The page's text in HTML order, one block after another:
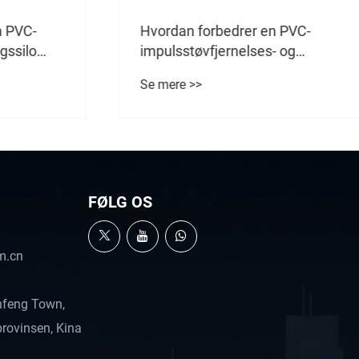
Hvordan forbedrer en PVC-
impulsstøvfjernelses- og
effektiviteten af ​​
Se mere >>
Town,
Kina
FØLG OS